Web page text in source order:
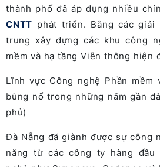
thành phố đã áp dụng nhiều
CNTT phát triển. Bằng các
trung xây dựng các khu công
mềm và hạ tầng Viễn thông hiện
Lĩnh vực Công nghệ Phần mềm
bùng nổ trong những năm gần
phủ)
Đà Nẵng đã giành được sự công
năng từ các công ty hàng